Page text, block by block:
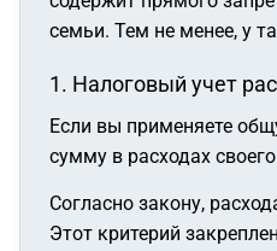
семьи. Тем не менее, у
1. Налоговый учет
Если вы применяете
сумму в расходах
Согласно закону,
Этот критерий